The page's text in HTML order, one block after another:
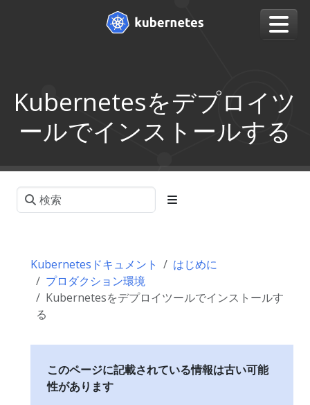
Kubernetesをデプロイツ
ールでインストールする
Kubernetesドキュメント
はじめに
プロダクション環境
Kubernetesをデプロイツールでインストールす
る
このページに記載されている情報は古い可能
性があります